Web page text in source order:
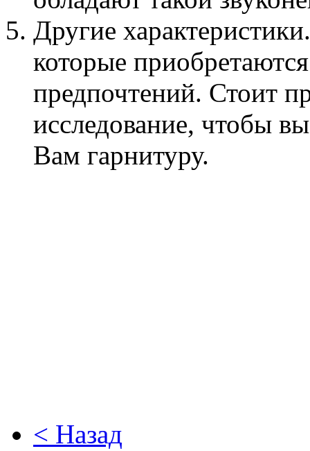
Другие
которые
предпочтений. Стоит
исследование, чтобы
Вам гарнитуру.
< Назад